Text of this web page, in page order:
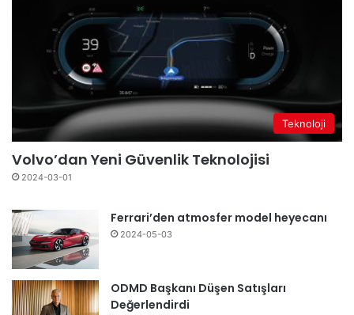
Teknoloji
Volvo’dan Yeni Güvenlik Teknolojisi
2024-03-01
Ferrari’den atmosfer model heyecanı
2024-05-03
ODMD Başkanı Düşen Satışları
Değerlendirdi